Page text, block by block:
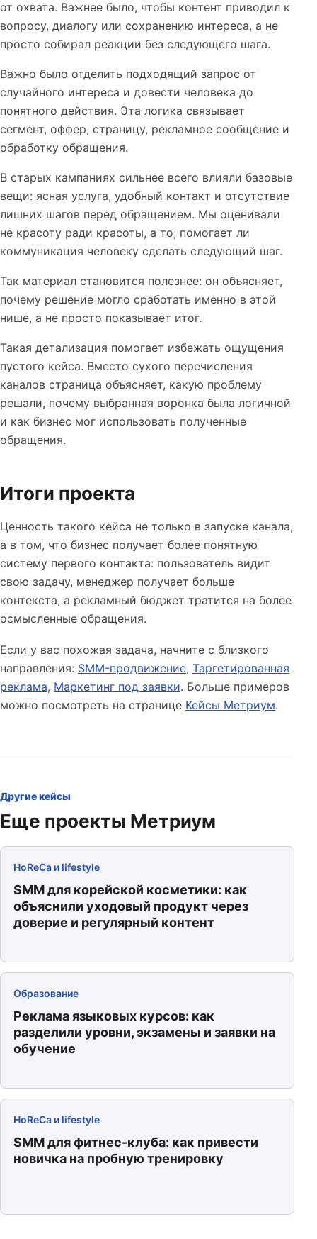
от охвата. Важнее было, чтобы контент приводил к
вопросу, диалогу или сохранению интереса, а не
просто собирал реакции без следующего шага.
Важно было отделить подходящий запрос от
случайного интереса и довести человека до
понятного действия. Эта логика связывает
сегмент, оффер, страницу, рекламное сообщение и
обработку обращения.
В старых кампаниях сильнее всего влияли базовые
вещи: ясная услуга, удобный контакт и отсутствие
лишних шагов перед обращением. Мы оценивали
не красоту ради красоты, а то, помогает ли
коммуникация человеку сделать следующий шаг.
Так материал становится полезнее: он объясняет,
почему решение могло сработать именно в этой
нише, а не просто показывает итог.
Такая детализация помогает избежать ощущения
пустого кейса. Вместо сухого перечисления
каналов страница объясняет, какую проблему
решали, почему выбранная воронка была логичной
и как бизнес мог использовать полученные
обращения.
Итоги проекта
Ценность такого кейса не только в запуске канала,
а в том, что бизнес получает более понятную
систему первого контакта: пользователь видит
свою задачу, менеджер получает больше
контекста, а рекламный бюджет тратится на более
осмысленные обращения.
Если у вас похожая задача, начните с близкого
направления: SMM-продвижение, Таргетированная
реклама, Маркетинг под заявки. Больше примеров
можно посмотреть на странице Кейсы Метриум.
Другие кейсы
Еще проекты Метриум
HoReCa и lifestyle
SMM для корейской косметики: как
объяснили уходовый продукт через
доверие и регулярный контент
Образование
Реклама языковых курсов: как
разделили уровни, экзамены и заявки на
обучение
HoReCa и lifestyle
SMM для фитнес-клуба: как привести
новичка на пробную тренировку